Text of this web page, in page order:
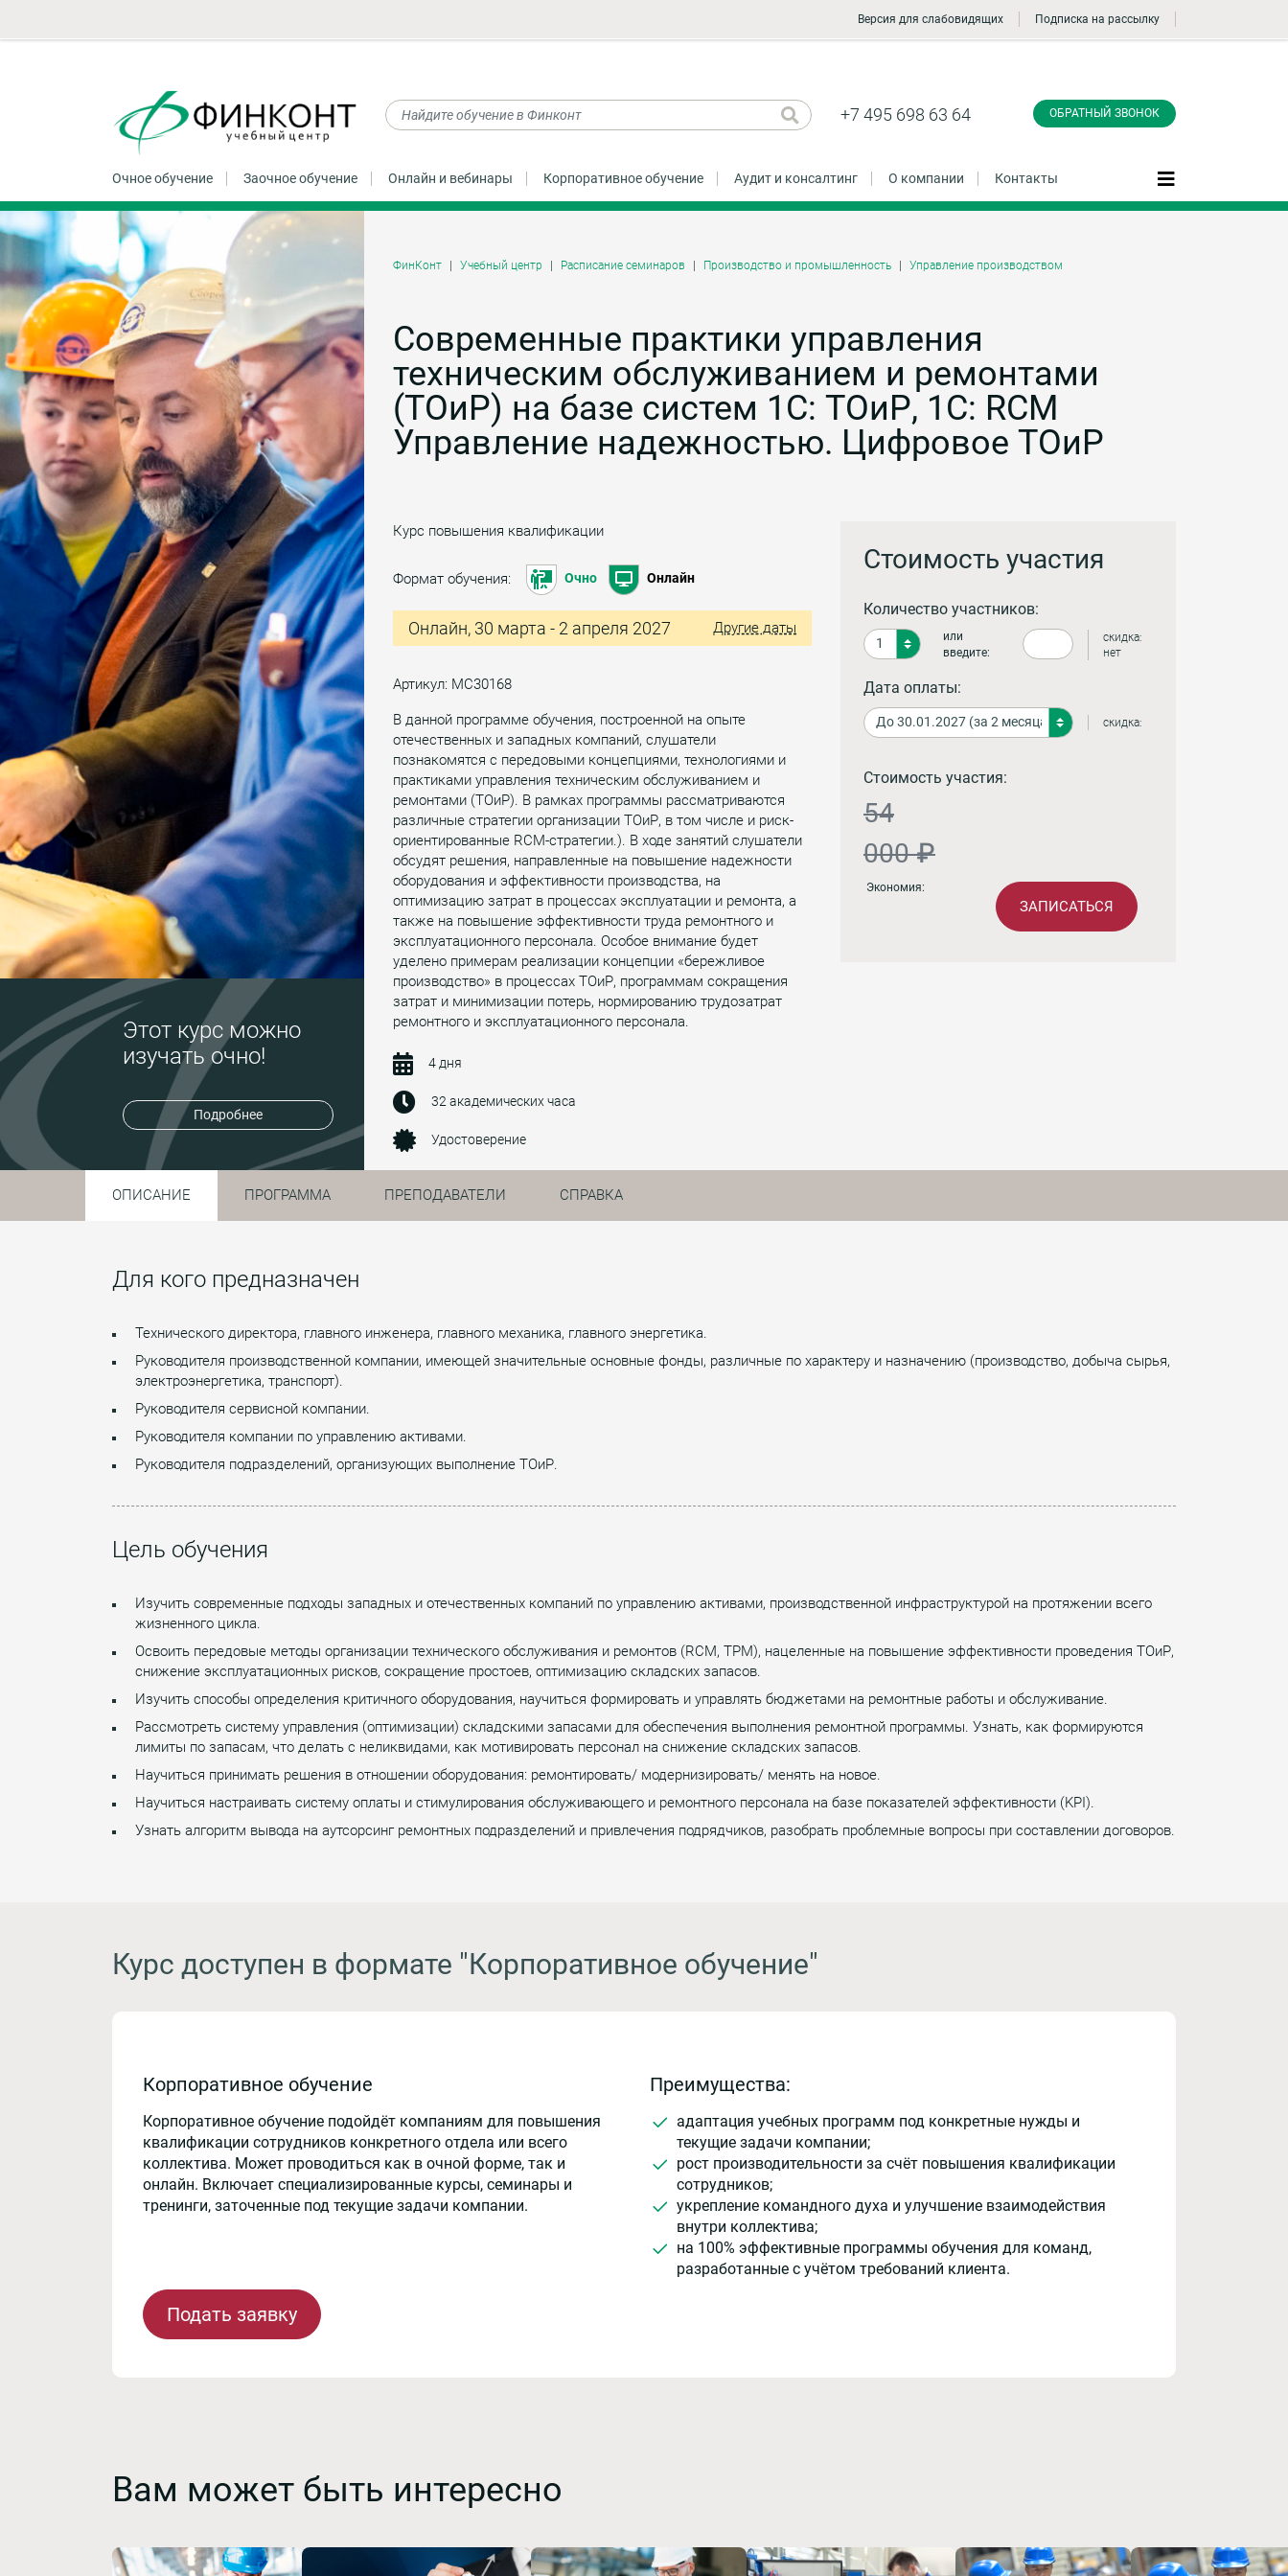
Версия для слабовидящих Подписка на рассылку
+7 495 698 63 64 ОБРАТНЫЙ ЗВОНОК
Очное обучение Заочное обучение Онлайн и вебинары Корпоративное обучение Аудит и консалтинг О компании Контакты
Этот курс можно
изучать очно!
Подробнее
ФинКонт Учебный центр Расписание семинаров Производство и промышленность Управление производством
Современные практики управления
техническим обслуживанием и ремонтами
(ТОиР) на базе систем 1С: ТОиР, 1С: RCM
Управление надежностью. Цифровое ТОиР
Курс повышения квалификации
Формат обучения: Очно Онлайн
Онлайн, 30 марта - 2 апреля 2027 Другие даты
Артикул: МС30168
В данной программе обучения, построенной на опыте
отечественных и западных компаний, слушатели
познакомятся с передовыми концепциями, технологиями и
практиками управления техническим обслуживанием и
ремонтами (ТОиР). В рамках программы рассматриваются
различные стратегии организации ТОиР, в том числе и риск-
ориентированные RCM-стратегии.). В ходе занятий слушатели
обсудят решения, направленные на повышение надежности
оборудования и эффективности производства, на
оптимизацию затрат в процессах эксплуатации и ремонта, а
также на повышение эффективности труда ремонтного и
эксплуатационного персонала. Особое внимание будет
уделено примерам реализации концепции «бережливое
производство» в процессах ТОиР, программам сокращения
затрат и минимизации потерь, нормированию трудозатрат
ремонтного и эксплуатационного персонала.
4 дня
32 академических часа
Удостоверение
Стоимость участия
Количество участников:
или
введите:
скидка:
нет
Дата оплаты:
скидка:
Стоимость участия:
54
000 ₽
Экономия:
ЗАПИСАТЬСЯ
ОПИСАНИЕ ПРОГРАММА ПРЕПОДАВАТЕЛИ СПРАВКА
Для кого предназначен
Технического директора, главного инженера, главного механика, главного энергетика.
Руководителя производственной компании, имеющей значительные основные фонды, различные по характеру и назначению (производство, добыча сырья,
электроэнергетика, транспорт).
Руководителя сервисной компании.
Руководителя компании по управлению активами.
Руководителя подразделений, организующих выполнение ТОиР.
Цель обучения
Изучить современные подходы западных и отечественных компаний по управлению активами, производственной инфраструктурой на протяжении всего
жизненного цикла.
Освоить передовые методы организации технического обслуживания и ремонтов (RCM, TPM), нацеленные на повышение эффективности проведения ТОиР,
снижение эксплуатационных рисков, сокращение простоев, оптимизацию складских запасов.
Изучить способы определения критичного оборудования, научиться формировать и управлять бюджетами на ремонтные работы и обслуживание.
Рассмотреть систему управления (оптимизации) складскими запасами для обеспечения выполнения ремонтной программы. Узнать, как формируются
лимиты по запасам, что делать с неликвидами, как мотивировать персонал на снижение складских запасов.
Научиться принимать решения в отношении оборудования: ремонтировать/ модернизировать/ менять на новое.
Научиться настраивать систему оплаты и стимулирования обслуживающего и ремонтного персонала на базе показателей эффективности (KPI).
Узнать алгоритм вывода на аутсорсинг ремонтных подразделений и привлечения подрядчиков, разобрать проблемные вопросы при составлении договоров.
Курс доступен в формате "Корпоративное обучение"
Корпоративное обучение
Корпоративное обучение подойдёт компаниям для повышения
квалификации сотрудников конкретного отдела или всего
коллектива. Может проводиться как в очной форме, так и
онлайн. Включает специализированные курсы, семинары и
тренинги, заточенные под текущие задачи компании.
Подать заявку
Преимущества:
адаптация учебных программ под конкретные нужды и
текущие задачи компании;
рост производительности за счёт повышения квалификации
сотрудников;
укрепление командного духа и улучшение взаимодействия
внутри коллектива;
на 100% эффективные программы обучения для команд,
разработанные с учётом требований клиента.
Вам может быть интересно
звонок
Даю согласие на обработку персональных
Заказать